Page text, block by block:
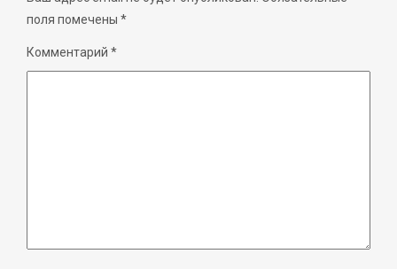
поля помечены *
Комментарий *